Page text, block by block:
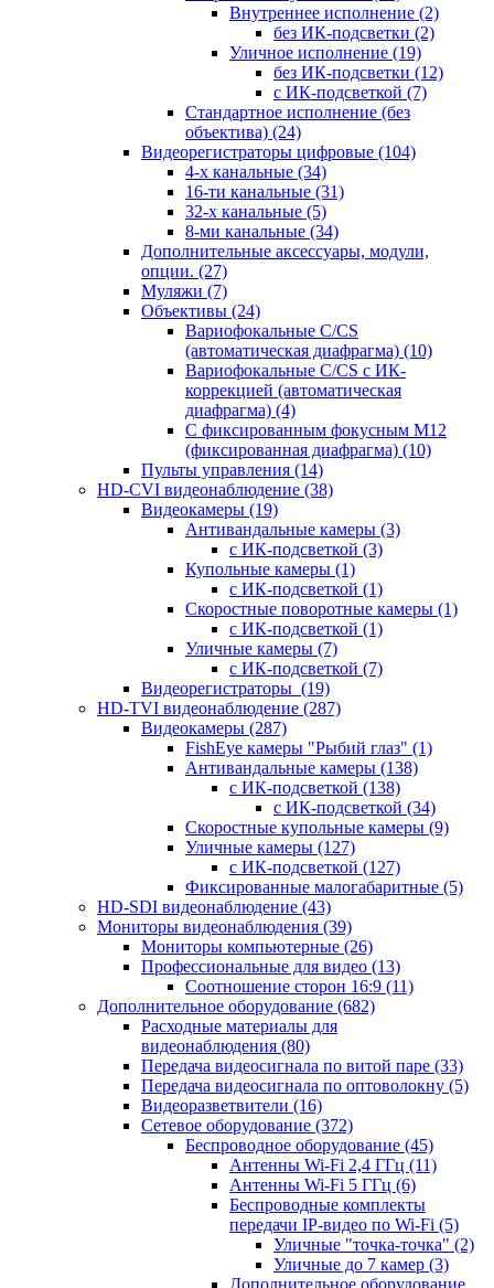
Внутреннее исполнение (2)
без ИК-подсветки (2)
Уличное исполнение (19)
без ИК-подсветки (12)
с ИК-подсветкой (7)
Стандартное исполнение (без
объектива) (24)
Видеорегистраторы цифровые (104)
4-х канальные (34)
16-ти канальные (31)
32-х канальные (5)
8-ми канальные (34)
Дополнительные аксессуары, модули,
опции. (27)
Муляжи (7)
Объективы (24)
Вариофокальные C/CS
(автоматическая диафрагма) (10)
Вариофокальные C/CS с ИК-
коррекцией (автоматическая
диафрагма) (4)
С фиксированным фокусным М12
(фиксированная диафрагма) (10)
Пульты управления (14)
HD-CVI видеонаблюдение (38)
Видеокамеры (19)
Антивандальные камеры (3)
с ИК-подсветкой (3)
Купольные камеры (1)
с ИК-подсветкой (1)
Скоростные поворотные камеры (1)
с ИК-подсветкой (1)
Уличные камеры (7)
с ИК-подсветкой (7)
Видеорегистраторы (19)
HD-TVI видеонаблюдение (287)
Видеокамеры (287)
FishEye камеры "Рыбий глаз" (1)
Антивандальные камеры (138)
с ИК-подсветкой (138)
с ИК-подсветкой (34)
Скоростные купольные камеры (9)
Уличные камеры (127)
с ИК-подсветкой (127)
Фиксированные малогабаритные (5)
HD-SDI видеонаблюдение (43)
Мониторы видеонаблюдения (39)
Мониторы компьютерные (26)
Профессиональные для видео (13)
Соотношение сторон 16:9 (11)
Дополнительное оборудование (682)
Расходные материалы для
видеонаблюдения (80)
Передача видеосигнала по витой паре (33)
Передача видеосигнала по оптоволокну (5)
Видеоразветвители (16)
Сетевое оборудование (372)
Беспроводное оборудование (45)
Антенны Wi-Fi 2,4 ГГц (11)
Антенны Wi-Fi 5 ГГц (6)
Беспроводные комплекты
передачи IP-видео по Wi-Fi (5)
Уличные "точка-точка" (2)
Уличные до 7 камер (3)
Дополнительное оборудование